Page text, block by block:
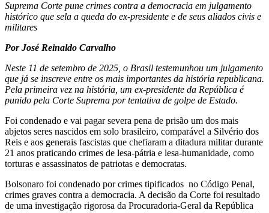
Suprema Corte pune crimes contra a democracia em julgamento
histórico que sela a queda do ex-presidente e de seus aliados civis e
militares
Por José Reinaldo Carvalho
Neste 11 de setembro de 2025, o Brasil testemunhou um julgamento
que já se inscreve entre os mais importantes da história republicana.
Pela primeira vez na história, um ex-presidente da República é
punido pela Corte Suprema por tentativa de golpe de Estado.
Foi condenado e vai pagar severa pena de prisão um dos mais
abjetos seres nascidos em solo brasileiro, comparável a Silvério dos
Reis e aos generais fascistas que chefiaram a ditadura militar durante
21 anos praticando crimes de lesa-pátria e lesa-humanidade, como
torturas e assassinatos de patriotas e democratas.
Bolsonaro foi condenado por crimes tipificados no Código Penal,
crimes graves contra a democracia. A decisão da Corte foi resultado
de uma investigação rigorosa da Procuradoria-Geral da República